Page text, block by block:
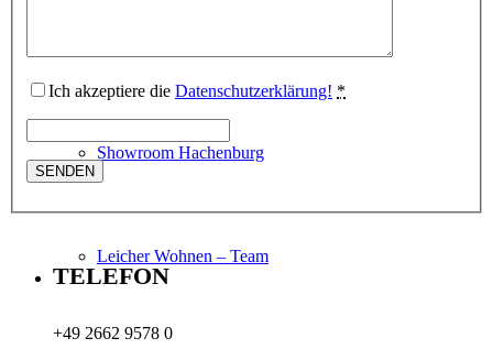
Showroom Hachenburg
Leicher Wohnen – Team
Ich akzeptiere die Datenschutzerklärung! *
TELEFON
+49 2662 9578 0